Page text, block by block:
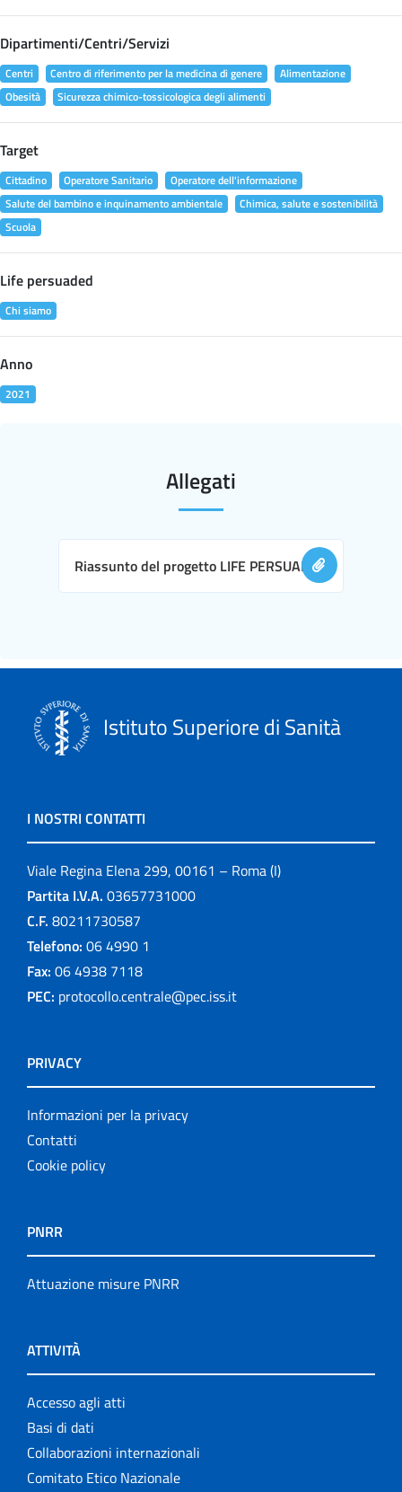
Dipartimenti/Centri/Servizi
Centri Centro di riferimento per la medicina di genere
Alimentazione
Obesità
Sicurezza chimico-tossicologica degli alimenti
Target
Cittadino Operatore Sanitario
Operatore dell'informazione
Salute del bambino e inquinamento ambientale
Chimica, salute e sostenibilità
Scuola
Life persuaded
Chi siamo
Anno
2021
Allegati
Riassunto del progetto LIFE PERSUADED
Istituto Superiore di Sanità
I NOSTRI CONTATTI
Viale Regina Elena 299, 00161 – Roma (I)
Partita I.V.A. 03657731000
C.F. 80211730587
Telefono: 06 4990 1
Fax: 06 4938 7118
PEC: protocollo.centrale@pec.iss.it
PRIVACY
Informazioni per la privacy
Contatti
Cookie policy
PNRR
Attuazione misure PNRR
ATTIVITÀ
Accesso agli atti
Basi di dati
Collaborazioni internazionali
Comitato Etico Nazionale